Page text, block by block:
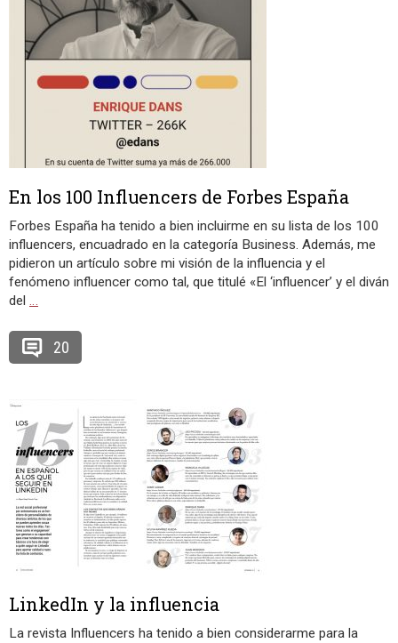
En los 100 Influencers de Forbes España
Forbes España ha tenido a bien incluirme en su lista de los 100
influencers, encuadrado en la categoría Business. Además, me
pidieron un artículo sobre mi visión de la influencia y el
fenómeno influencer como tal, que titulé «El ‘influencer’ y el diván
del …
20
LinkedIn y la influencia
La revista Influencers ha tenido a bien considerarme para la